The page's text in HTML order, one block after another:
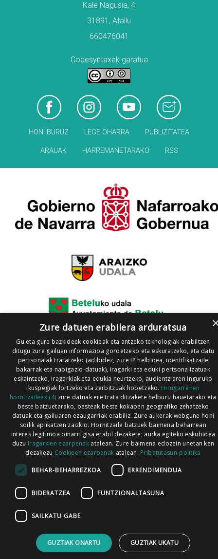
Kale Nagusia, 4
31891, Atallu
660476041
Codesyntaxek garatua
HONI BURUZ LEGE OHARRA PUBLIZITATEA
ARAUAK HARREMANETARAKO RSS
Zure datuen erabilera arduratsua
Gu eta gure bazkideek cookieak eta antzeko teknologiak erabiltzen
ditugu zure gailuan informazioa gordetzeko eta eskuratzeko, eta datu
pertsonalak tratatzeko (adibidez, zure IP helbidea, identifikatzaile
bakarrak eta nabigazio-datuak), iragarki eta eduki pertsonalizatuak
eskaintzeko, iragarkiak eta edukia neurtzeko, audientziaren inguruko
ikuspegiak lortzeko eta zerbitzuak hobetzeko. Hirugarrenen
hornitzaileek (4) zure datuak ere trata ditzakete helburu hauetarako eta
beste batzuetarako, besteak beste kokapen geografiko zehatzeko
datuak eta gailuaren ezaugarriak erabiliz. Zure aukerak webgune honi
soilik aplikatzen zaizkio. Hornitzaile batzuek baimena beharrean
interes legitimoa oinarri gisa erabil dezakete; aurka egiteko eskubidea
duzu Iragarkien ezarpenak atalean. Zure baimena edozein unetan ken
dezakezu Cookieen ezarpenak atalean. Pribatutasun-politika
BEHAR-BEHARREZKOA ERRENDIMENDUA
BIDERATZEA FUNTZIONALTASUNA
SAILKATU GABE
GUZTIAK ONARTU GUZTIAK UKATU